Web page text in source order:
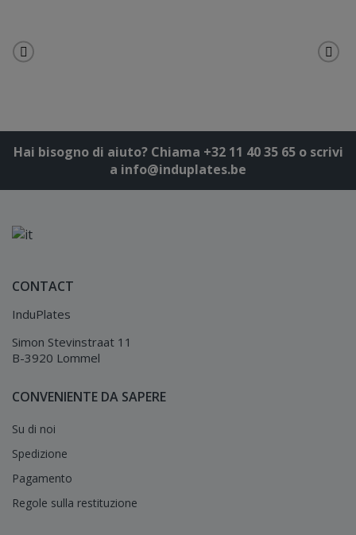
Hai bisogno di aiuto? Chiama +32 11 40 35 65 o scrivi
a info@induplates.be
CONTACT
InduPlates
Simon Stevinstraat 11
B-3920 Lommel
CONVENIENTE DA SAPERE
Su di noi
Spedizione
Pagamento
Regole sulla restituzione